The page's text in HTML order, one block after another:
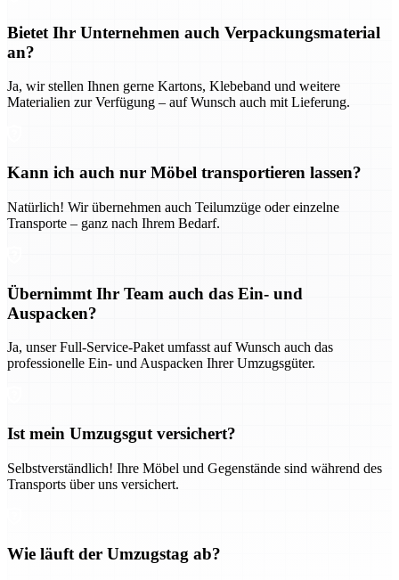
Bietet Ihr Unternehmen auch Verpackungsmaterial
an?
Ja, wir stellen Ihnen gerne Kartons, Klebeband und weitere
Materialien zur Verfügung – auf Wunsch auch mit Lieferung.
Kann ich auch nur Möbel transportieren lassen?
Natürlich! Wir übernehmen auch Teilumzüge oder einzelne
Transporte – ganz nach Ihrem Bedarf.
Übernimmt Ihr Team auch das Ein- und
Auspacken?
Ja, unser Full-Service-Paket umfasst auf Wunsch auch das
professionelle Ein- und Auspacken Ihrer Umzugsgüter.
Ist mein Umzugsgut versichert?
Selbstverständlich! Ihre Möbel und Gegenstände sind während des
Transports über uns versichert.
Wie läuft der Umzugstag ab?